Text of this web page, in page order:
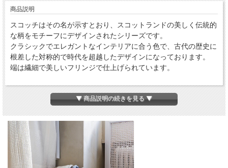
商品説明
スコッチはその名が示すとおり、スコットランドの美しく伝統的
な柄をモチーフにデザインされたシリーズです。
クラシックでエレガントなインテリアに合う色で、古代の歴史に
根差した対称的で時代を超越したデザインになっております。
端は繊細で美しいフリンジで仕上げられています。
アルパカ繊維は柔らかく、耐久性があり、天然繊維の中でも最高
級の暖かさを生み出します。
また、毛玉が出来にくく(毛玉が最小限しか出来ない)、長くご使
用頂けます。
サイズ 約130x200 cm
カラー
▼ 商品説明の続きを見る ▼